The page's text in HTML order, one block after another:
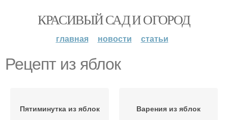
КРАСИВЫЙ САД И ОГОРОД
главная новости статьи
Рецепт из яблок
Пятиминутка из яблок Варения из яблок